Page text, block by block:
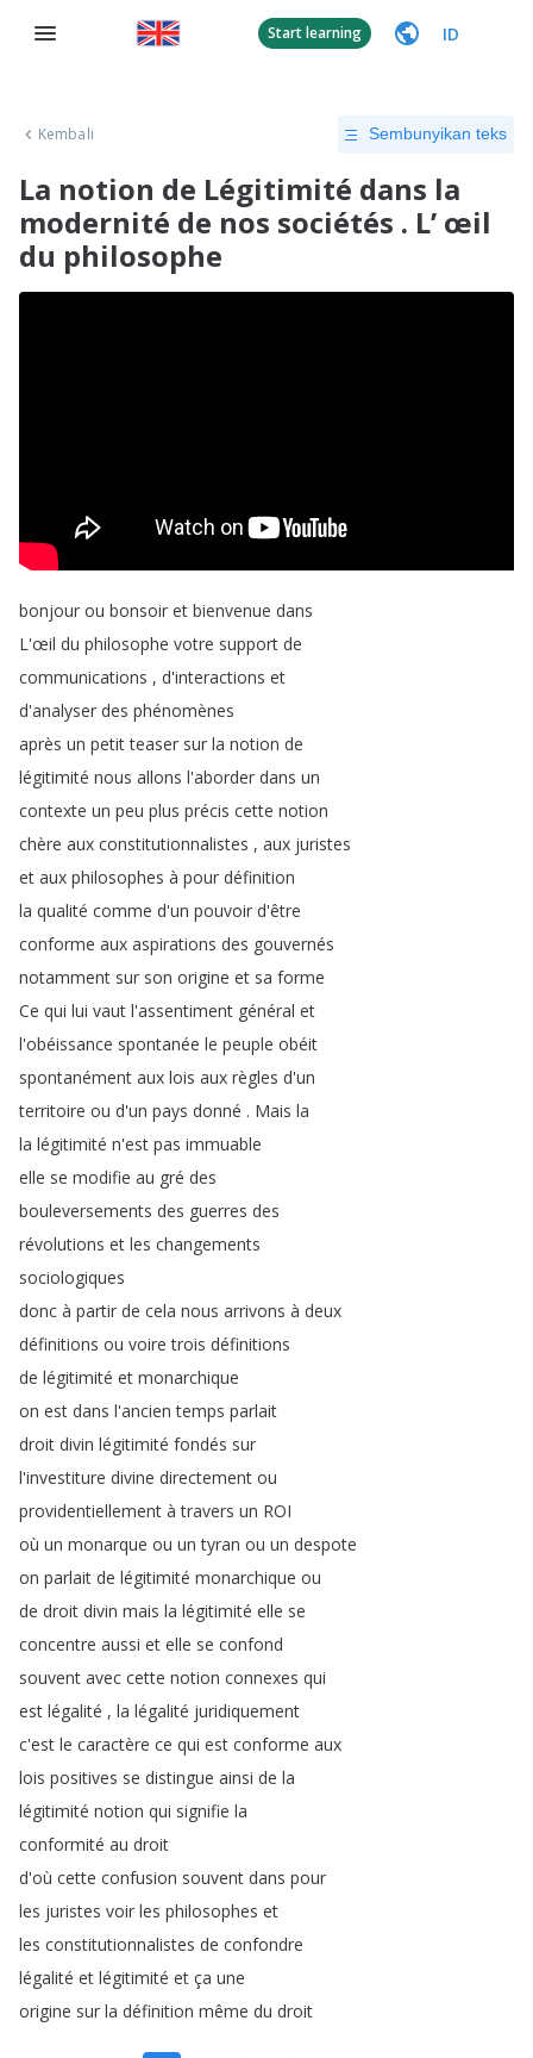
Start learning ID
Kembali Sembunyikan teks
La notion de Légitimité dans la
modernité de nos sociétés . L’ œil
du philosophe
bonjour ou bonsoir et bienvenue dans
L'œil du philosophe votre support de
communications , d'interactions et
d'analyser des phénomènes
après un petit teaser sur la notion de
légitimité nous allons l'aborder dans un
contexte un peu plus précis cette notion
chère aux constitutionnalistes , aux juristes
et aux philosophes à pour définition
la qualité comme d'un pouvoir d'être
conforme aux aspirations des gouvernés
notamment sur son origine et sa forme
Ce qui lui vaut l'assentiment général et
l'obéissance spontanée le peuple obéit
spontanément aux lois aux règles d'un
territoire ou d'un pays donné . Mais la
la légitimité n'est pas immuable
elle se modifie au gré des
bouleversements des guerres des
révolutions et les changements
sociologiques
donc à partir de cela nous arrivons à deux
définitions ou voire trois définitions
de légitimité et monarchique
on est dans l'ancien temps parlait
droit divin légitimité fondés sur
l'investiture divine directement ou
providentiellement à travers un ROI
où un monarque ou un tyran ou un despote
on parlait de légitimité monarchique ou
de droit divin mais la légitimité elle se
concentre aussi et elle se confond
souvent avec cette notion connexes qui
est légalité , la légalité juridiquement
c'est le caractère ce qui est conforme aux
lois positives se distingue ainsi de la
légitimité notion qui signifie la
conformité au droit
d'où cette confusion souvent dans pour
les juristes voir les philosophes et
les constitutionnalistes de confondre
légalité et légitimité et ça une
origine sur la définition même du droit